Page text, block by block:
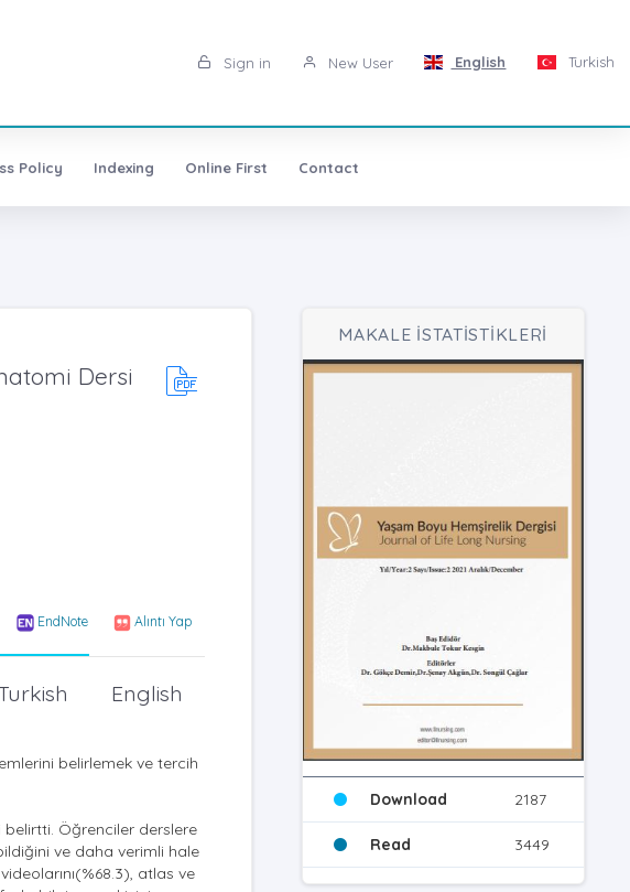
Sign in New User English Turkish
Policy Indexing Online First Contact
Dersi
EndNote Alıntı Yap
English
belirlemek ve tercih
belirtti. Öğrenciler derslere
ve daha verimli hale
atlas ve
MAKALE İSTATİSTİKLERİ
Download 2187
Read 3449